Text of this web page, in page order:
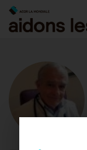
Skip
content